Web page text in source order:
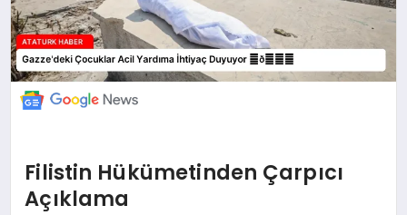
Filistin Hükümetinden Çarpıcı
Açıklama